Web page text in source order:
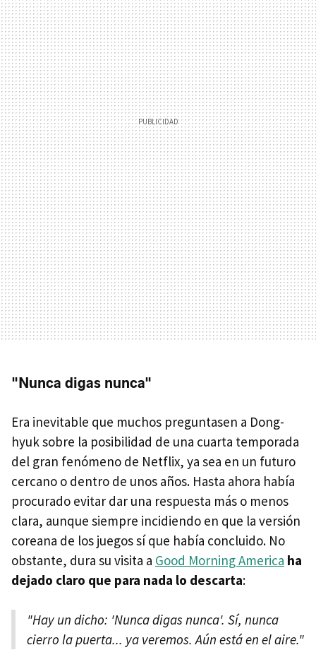
"Nunca digas nunca"
Era inevitable que muchos preguntasen a Dong-
hyuk sobre la posibilidad de una cuarta temporada
del gran fenómeno de Netflix, ya sea en un futuro
cercano o dentro de unos años. Hasta ahora había
procurado evitar dar una respuesta más o menos
clara, aunque siempre incidiendo en que la versión
coreana de los juegos sí que había concluido. No
obstante, dura su visita a Good Morning America ha
dejado claro que para nada lo descarta:
"Hay un dicho: 'Nunca digas nunca'. Sí, nunca
cierro la puerta... ya veremos. Aún está en el aire."